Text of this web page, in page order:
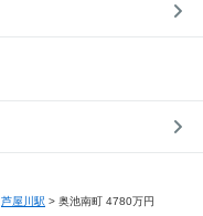
芦屋川駅 > 奥池南町 4780万円